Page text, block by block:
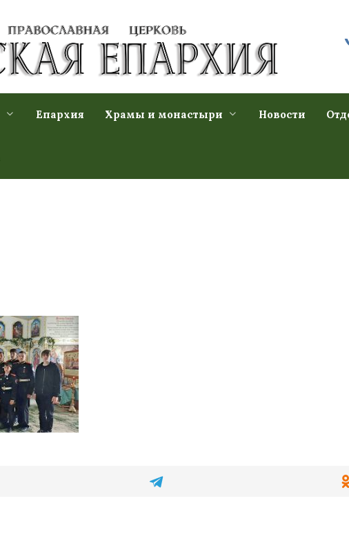
Епархия Храмы и монастыри Новости